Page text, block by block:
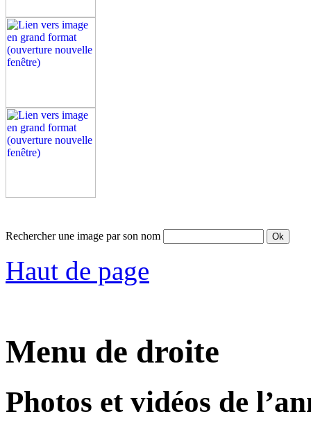
Rechercher une image par son nom
Haut de page
Menu de droite
Photos et vidéos de